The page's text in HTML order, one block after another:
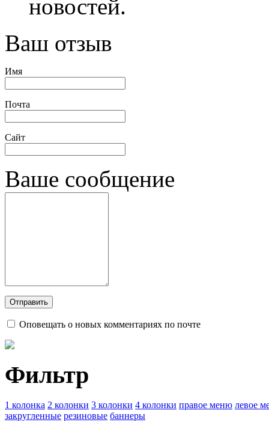
новостей.
Ваш отзыв
Имя
Почта
Сайт
Ваше сообщение
Оповещать о новых комментариях по почте
Фильтр
1 колонка 2 колонки 3 колонки 4 колонки правое меню левое
закругленные резиновые баннеры